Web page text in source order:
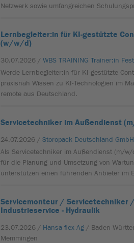
Netzwerk sowie umfangreichen
Lernbegleiter:in für KI-gestützte
(w/w/d)
30.07.2026 /WBS TRAINING Trainer:in
Werde Lernbegleiter:in für KI-gestützte
praxisnah Wissen zu KI-Technologien im
remote aus Deutschland.
Servicetechniker im Außendienst
24.07.2026 /Storopack Deutschland
Als Servicetechniker im Außendienst (m/
für die Planung und Umsetzung von
unterstützen einen führenden Anbieter im
Servicemonteur /
Industrieservice - Hydraulik
23.07.2026 / Hansa-flex Ag / Baden-
Memmingen